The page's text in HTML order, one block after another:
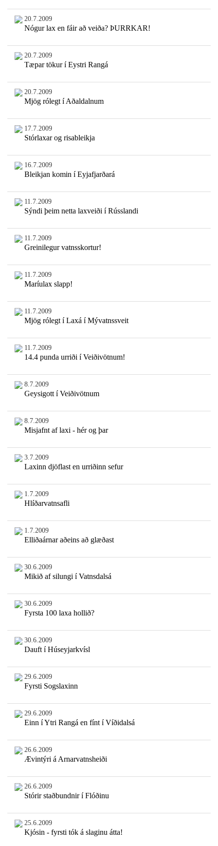
20.7.2009
Nógur lax en fáir að veiða? ÞURRKAR!
20.7.2009
Tæpar tökur í Eystri Rangá
20.7.2009
Mjög rólegt í Aðaldalnum
17.7.2009
Stórlaxar og risableikja
16.7.2009
Bleikjan komin í Eyjafjarðará
11.7.2009
Sýndi þeim netta laxveiði í Rússlandi
11.7.2009
Greinilegur vatnsskortur!
11.7.2009
Maríulax slapp!
11.7.2009
Mjög rólegt í Laxá í Mývatnssveit
11.7.2009
14.4 punda urriði í Veiðivötnum!
8.7.2009
Geysigott í Veiðivötnum
8.7.2009
Misjafnt af laxi - hér og þar
3.7.2009
Laxinn djöflast en urriðinn sefur
1.7.2009
Hlíðarvatnsafli
1.7.2009
Elliðaárnar aðeins að glæðast
30.6.2009
Mikið af silungi í Vatnsdalsá
30.6.2009
Fyrsta 100 laxa hollið?
30.6.2009
Dauft í Húseyjarkvísl
29.6.2009
Fyrsti Sogslaxinn
29.6.2009
Einn í Ytri Rangá en fínt í Víðidalsá
26.6.2009
Ævintýri á Arnarvatnsheiði
26.6.2009
Stórir staðbundnir í Flóðinu
25.6.2009
Kjósin - fyrsti tók á slaginu átta!